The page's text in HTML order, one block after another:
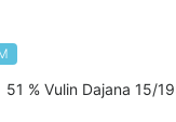
% Vulin Dajana